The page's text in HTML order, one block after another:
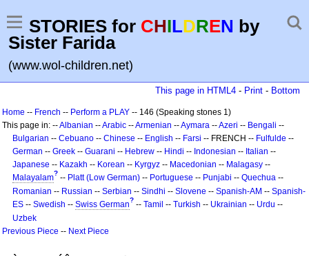
STORIES for CHILDREN by
Sister Farida
(www.wol-children.net)
This page in HTML4 - Print - Bottom
Home -- French -- Perform a PLAY -- 146 (Speaking stones 1)
This page in: --Albanian --Arabic --Armenian --Aymara --Azeri -- Bengali --
Bulgarian -- Cebuano -- Chinese -- English -- Farsi -- FRENCH -- Fulfulde --
German -- Greek -- Guarani -- Hebrew -- Hindi -- Indonesian -- Italian --
Japanese -- Kazakh -- Korean -- Kyrgyz -- Macedonian -- Malagasy --
Malayalam? -- Platt (Low German) -- Portuguese -- Punjabi -- Quechua --
Romanian -- Russian -- Serbian -- Sindhi -- Slovene -- Spanish-AM -- Spanish-
ES -- Swedish -- Swiss German? -- Tamil -- Turkish -- Ukrainian -- Urdu --
Uzbek
Previous Piece -- Next Piece